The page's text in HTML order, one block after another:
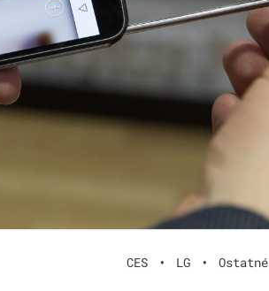
CES • LG • Ostatné